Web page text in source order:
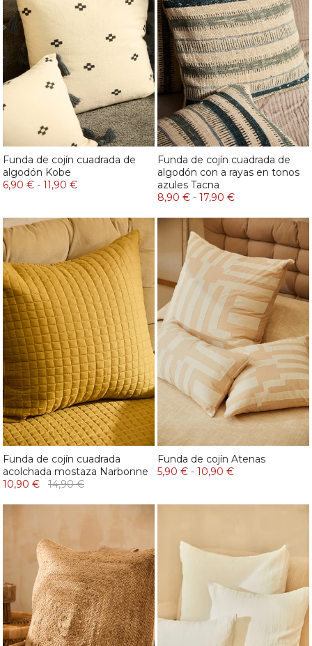
Funda de cojín cuadrada de
algodón Kobe
6,90 € - 11,90 €
Funda de cojín cuadrada de
algodón con a rayas en tonos
azules Tacna
8,90 € - 17,90 €
Funda de cojín cuadrada
acolchada mostaza Narbonne
10,90 €
14,90 €
Funda de cojín Atenas
5,90 € - 10,90 €